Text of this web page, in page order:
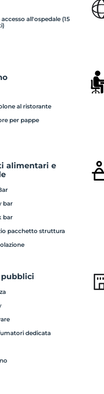
accesso all'ospedale (15
al ristorante
per pappe
alimentari e
bar
bar
pacchetto struttura
dedicata